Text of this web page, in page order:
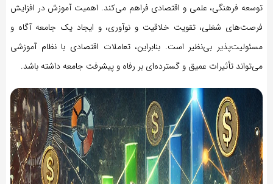
توسعه فرهنگی، علمی و اقتصادی فراهم می‌کند. اهمیت آموزش در افزایش
فرصت‌های شغلی، تقویت خلاقیت و نوآوری، و ایجاد یک جامعه آگاه و
مسئولیت‌پذیر بی‌نظیر است. بنابراین، تعاملات اقتصادی با نظام آموزشی
می‌تواند تأثیرات عمیق و گسترده‌ای بر رفاه و پیشرفت جامعه داشته باشد.